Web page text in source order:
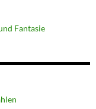
Fantasie